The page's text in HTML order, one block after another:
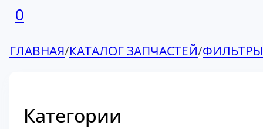
0
ГЛАВНАЯ/КАТАЛОГ ЗАПЧАСТЕЙ/ФИЛЬТРЫ
Категории